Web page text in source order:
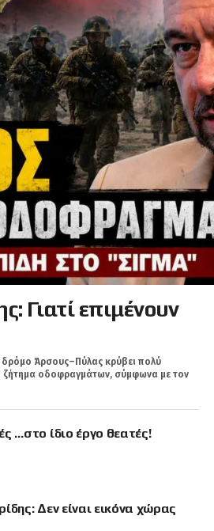
Γιατί επιμένουν
δρόμο Άρσους–Πύλας κρύβει πολύ
ζήτημα οδοφραγμάτων, σύμφωνα με τον
…στο ίδιο έργο θεατές!
Δεν είναι εικόνα χώρας